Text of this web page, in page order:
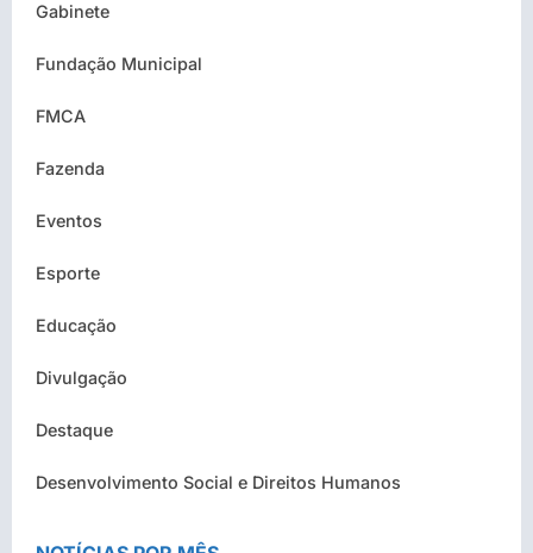
Gabinete
Fundação Municipal
FMCA
Fazenda
Eventos
Esporte
Educação
Divulgação
Destaque
Desenvolvimento Social e Direitos Humanos